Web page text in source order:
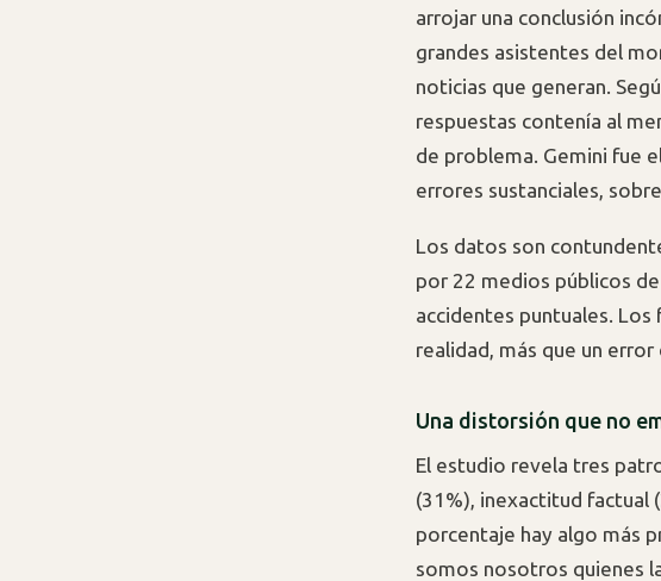
arrojar una conclusión
grandes asistentes del
noticias que generan.
respuestas contenía al
de problema. Gemini fue
errores sustanciales,
Los datos son
por 22 medios públicos
accidentes puntuales.
realidad, más que un
Una distorsión que no
El estudio revela tres
(31%), inexactitud factual
porcentaje hay algo más
somos nosotros quienes